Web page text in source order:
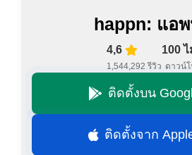
happn: แอ
4,6
1,544,292 รีวิว
100
ดาวน์
ติดตั้งบน
ติดตั้งจาก